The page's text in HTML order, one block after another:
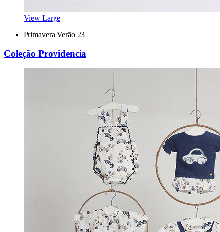
View Large
Primavera Verão 23
Coleção Providencia